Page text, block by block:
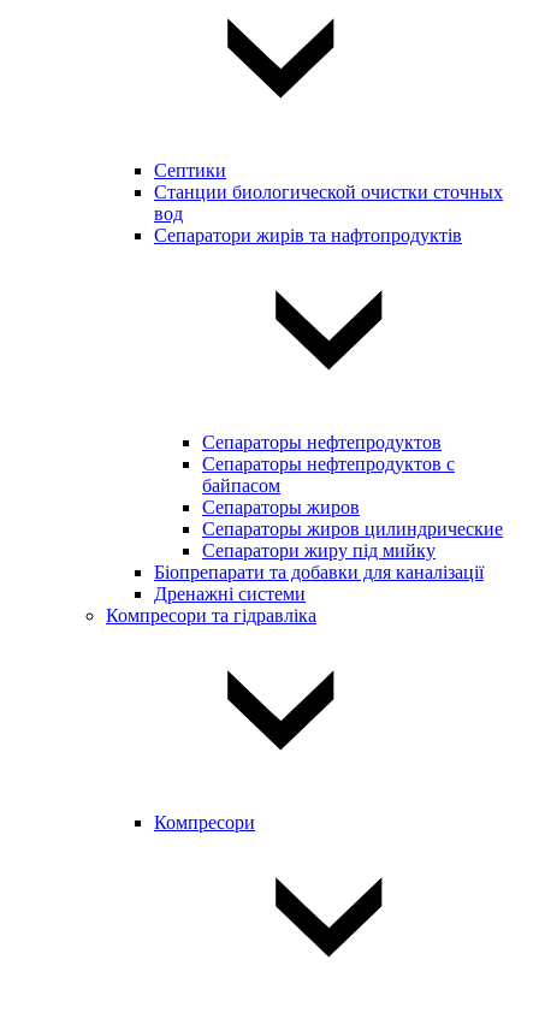
Септики
Станции биологической очистки сточных
вод
Сепаратори жирів та нафтопродуктів
Сепараторы нефтепродуктов
Сепараторы нефтепродуктов с
байпасом
Сепараторы жиров
Сепараторы жиров цилиндрические
Сепаратори жиру під мийку
Біопрепарати та добавки для каналізації
Дренажні системи
Компресори та гідравліка
Компресори